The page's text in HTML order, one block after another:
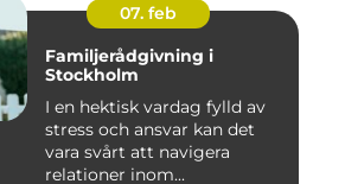
07. feb
Familjerådgivning i
Stockholm
I en hektisk vardag fylld av
stress och ansvar kan det
vara svårt att navigera
relationer inom...